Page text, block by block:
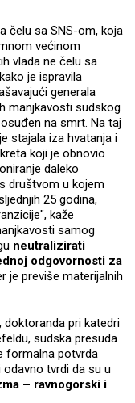
čelu sa SNS-om, koja
većinom
vlada ne čelu sa
je ispravila
generala
manjkavosti sudskog
na smrt. Na taj
stajala iza hvatanja i
koji je obnovio
daleko
društvom u kojem
25 godina,
kaže
samog
neutralizirati
odgovornosti za
je previše materijalnih
, doktoranda pri katedri
sudska presuda
formalna potvrda
tvrdi da su u
– ravnogorski i